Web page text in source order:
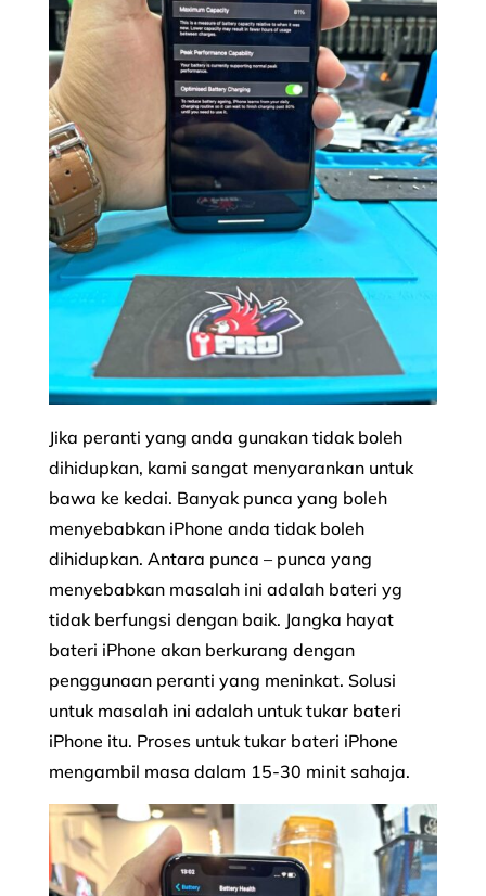
Jika peranti yang anda gunakan tidak boleh
dihidupkan, kami sangat menyarankan untuk
bawa ke kedai. Banyak punca yang boleh
menyebabkan iPhone anda tidak boleh
dihidupkan. Antara punca – punca yang
menyebabkan masalah ini adalah bateri yg
tidak berfungsi dengan baik. Jangka hayat
bateri iPhone akan berkurang dengan
penggunaan peranti yang meninkat. Solusi
untuk masalah ini adalah untuk tukar bateri
iPhone itu. Proses untuk tukar bateri iPhone
mengambil masa dalam 15-30 minit sahaja.